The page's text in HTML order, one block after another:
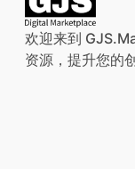
欢迎来到
资源，提升您的